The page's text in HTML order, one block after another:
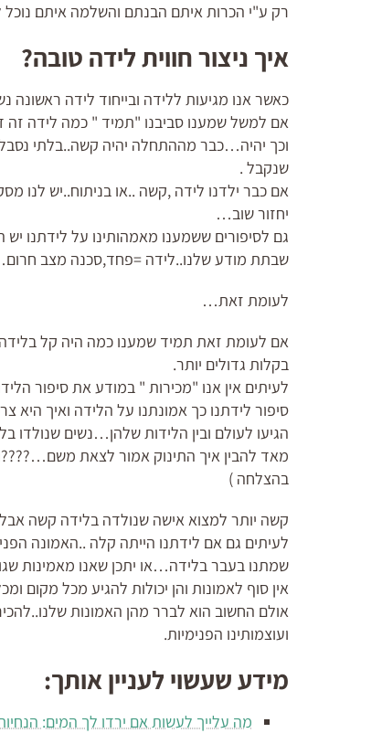
רק ע"י הכרות איתם הבנתם והשלמה איתם
איך ניצור חווית לידה טובה?
כאשר אנו מגיעות ללידה ובייחוד לידה
אם למשל שמענו סביבנו "תמיד " כמה לידה זה
וכך יהיה…כבר מההתחלה יהיה קשה..בלתי
שנקבל .
אם כבר ילדנו לידה ,קשה ..או בניתוח..יש לנו
יחזור שוב…
גם לסיפורים ששמענו מאמהותינו על
שבתת מודע שלנו..לידה =פחד,סכנה מצב
לעומת זאת…
אם לעומת זאת תמיד שמענו כמה היה קל בלידה
בקלות גדולים יותר.
לעיתים אין אנו "מכירות " במודע את סיפור
סיפור לידתנו כך אמונתנו על הלידה ואיך היא
הגיעו לעולם ובין הלידות שלהן…נשים שנולדו
מאד להבין איך התינוק אמור לצאת
בהצלחה )
קשה יותר למצוא אישה שנולדה בלידה קשה
לעיתים גם אם לידתנו הייתה קלה ..האמונה
שמתנו בעבר בלידה…או יתכן שאנו מאמינות
אין סוף לאמונות והן יכולות להגיע מכל מקום
אולם החשוב הוא לברר מהן האמונות
ועוצמותינו הפנימיות.
מידע שעשוי לעניין אותך:
מה עלייך לעשות אם ירדו לך המים: